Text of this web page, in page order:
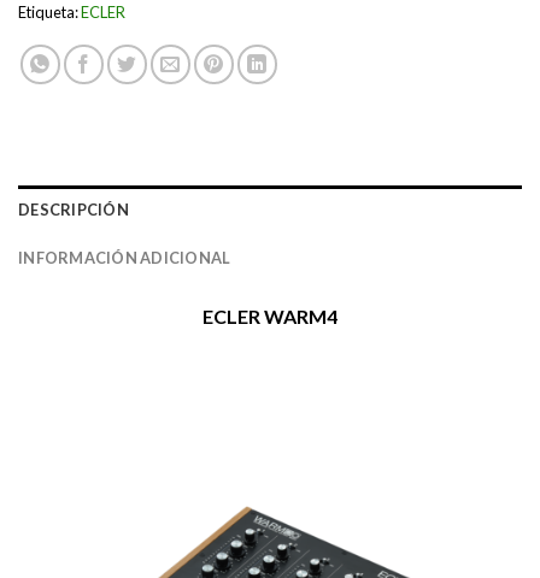
Etiqueta:ECLER
DESCRIPCIÓN
INFORMACIÓN ADICIONAL
ECLER WARM4